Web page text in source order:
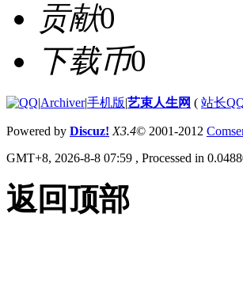
贡献0
下载币0
|Archiver|手机版|艺束人生网 ( 站长
Powered by Discuz! X3.4© 2001-2012
GMT+8, 2026-8-8 07:59 , Processed in
返回顶部